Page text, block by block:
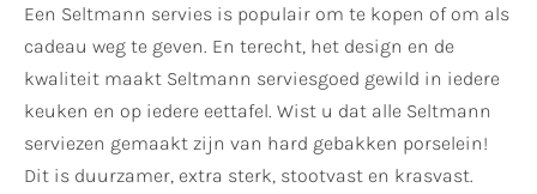
Een Seltmann servies is populair om te kopen of om als
cadeau weg te geven. En terecht, het design en de
kwaliteit maakt Seltmann serviesgoed gewild in iedere
keuken en op iedere eettafel. Wist u dat alle Seltmann
serviezen gemaakt zijn van hard gebakken porselein!
Dit is duurzamer, extra sterk, stootvast en krasvast.